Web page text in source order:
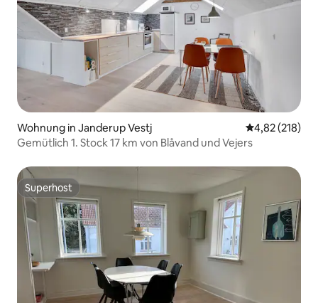
Wohnung in Janderup Vestj
4,82 (218)
Gemütlich 1. Stock 17 km von Blåvand und Vejers
Superhost
Superhost